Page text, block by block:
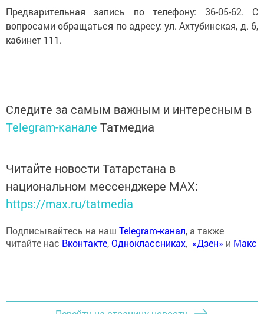
Предварительная запись по телефону: 36-05-62. С
вопросами обращаться по адресу: ул. Ахтубинская, д. 6,
кабинет 111.
Следите за самым важным и интересным в
Telegram-канале Татмедиа
Читайте новости Татарстана в
национальном мессенджере MАХ:
https://max.ru/tatmedia
Подписывайтесь на наш Telegram-канал, а также
читайте нас Вконтакте,Одноклассниках, «Дзен» и Макс